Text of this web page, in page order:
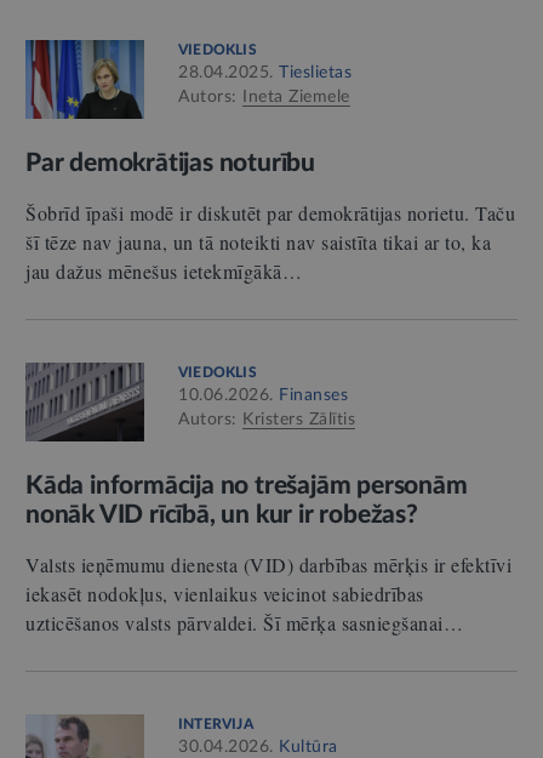
VIEDOKLIS
28.04.2025. Tieslietas
Autors:
Ineta Ziemele
Par demokrātijas noturību
Šobrīd īpaši modē ir diskutēt par demokrātijas norietu. Taču
šī tēze nav jauna, un tā noteikti nav saistīta tikai ar to, ka
jau dažus mēnešus ietekmīgākā…
VIEDOKLIS
10.06.2026. Finanses
Autors:
Kristers Zālītis
Kāda informācija no trešajām personām
nonāk VID rīcībā, un kur ir robežas?
Valsts ieņēmumu dienesta (VID) darbības mērķis ir efektīvi
iekasēt nodokļus, vienlaikus veicinot sabiedrības
uzticēšanos valsts pārvaldei. Šī mērķa sasniegšanai…
INTERVIJA
30.04.2026. Kultūra